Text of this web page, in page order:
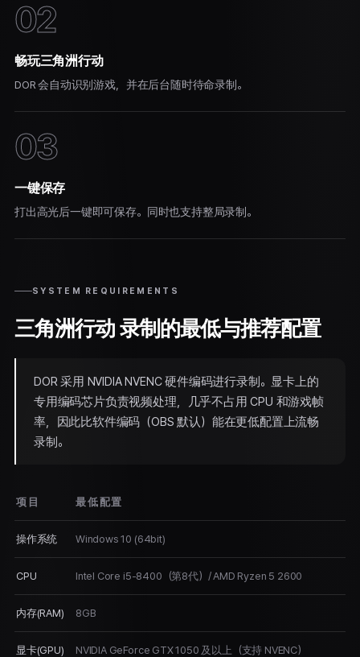
02
畅玩三角洲行动
DOR 会自动识别游戏，并在后台随时待命录制。
03
一键保存
打出高光后一键即可保存。同时也支持整局录制。
SYSTEM REQUIREMENTS
三角洲行动 录制的最低与推荐配置
DOR 采用 NVIDIA NVENC 硬件编码进行录制。显卡上的
专用编码芯片负责视频处理，几乎不占用 CPU 和游戏帧
率，因此比软件编码（OBS 默认）能在更低配置上流畅
录制。
项目 最低配置
操作系统 Windows 10 (64bit)
CPU Intel Core i5-8400（第8代）/ AMD Ryzen 5 2600
内存(RAM) 8GB
显卡(GPU) NVIDIA GeForce GTX 1050 及以上（支持 NVENC）